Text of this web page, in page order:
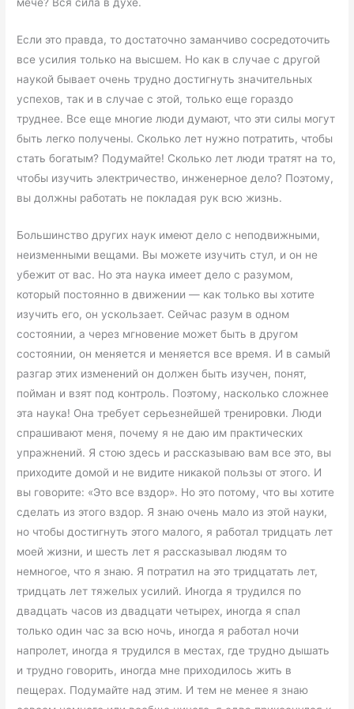
Если это правда, то достаточно заманчиво сосредоточить
все усилия только на высшем. Но как в случае с другой
наукой бывает очень трудно достигнуть значительных
успехов, так и в случае с этой, только еще гораздо
труднее. Все еще многие люди думают, что эти силы могут
быть легко получены. Сколько лет нужно потратить, чтобы
стать богатым? Подумайте! Сколько лет люди тратят на то,
чтобы изучить электричество, инженерное дело? Поэтому,
вы должны работать не покладая рук всю жизнь.
Большинство других наук имеют дело с неподвижными,
неизменными вещами. Вы можете изучить стул, и он не
убежит от вас. Но эта наука имеет дело с разумом,
который постоянно в движении — как только вы хотите
изучить его, он ускользает. Сейчас разум в одном
состоянии, а через мгновение может быть в другом
состоянии, он меняется и меняется все время. И в самый
разгар этих изменений он должен быть изучен, понят,
пойман и взят под контроль. Поэтому, насколько сложнее
эта наука! Она требует серьезнейшей тренировки. Люди
спрашивают меня, почему я не даю им практических
упражнений. Я стою здесь и рассказываю вам все это, вы
приходите домой и не видите никакой пользы от этого. И
вы говорите: «Это все вздор». Но это потому, что вы хотите
сделать из этого вздор. Я знаю очень мало из этой науки,
но чтобы достигнуть этого малого, я работал тридцать лет
моей жизни, и шесть лет я рассказывал людям то
немногое, что я знаю. Я потратил на это тридцатать лет,
тридцать лет тяжелых усилий. Иногда я трудился по
двадцать часов из двадцати четырех, иногда я спал
только один час за всю ночь, иногда я работал ночи
напролет, иногда я трудился в местах, где трудно дышать
и трудно говорить, иногда мне приходилось жить в
пещерах. Подумайте над этим. И тем не менее я знаю